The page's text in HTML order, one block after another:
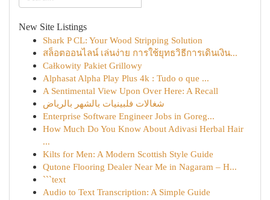
New Site Listings
Shark P CL: Your Wood Stripping Solution
สล็อตออนไลน์ เล่นง่าย การใช้ยุทธวิธีการเดินเงิน...
Całkowity Pakiet Grillowy
Alphasat Alpha Play Plus 4k : Tudo o que ...
A Sentimental View Upon Over Here: A Recall
شغالات فلبينيات بالشهر بالرياض
Enterprise Software Engineer Jobs in Goreg...
How Much Do You Know About Adivasi Herbal Hair
...
Kilts for Men: A Modern Scottish Style Guide
Qutone Flooring Dealer Near Me in Nagaram – H...
```text
Audio to Text Transcription: A Simple Guide